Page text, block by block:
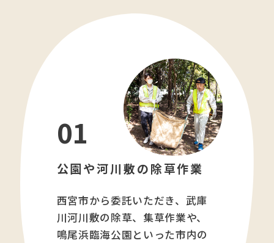
01
公園や河川敷の除草作業
西宮市から委託いただき、武庫
川河川敷の除草、集草作業や、
鳴尾浜臨海公園といった市内の